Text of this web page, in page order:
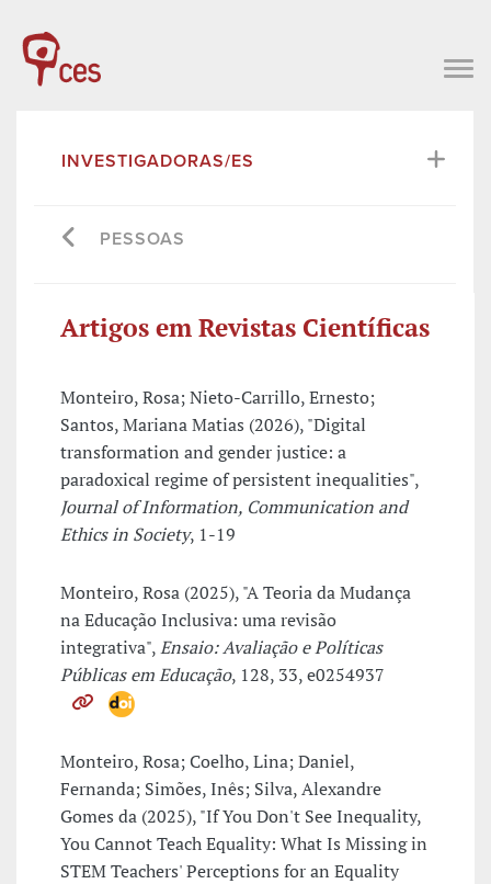
INVESTIGADORAS/ES
PESSOAS
Artigos em Revistas Científicas
Monteiro, Rosa; Nieto-Carrillo, Ernesto;
Santos, Mariana Matias (2026), "Digital
transformation and gender justice: a
paradoxical regime of persistent inequalities",
Journal of Information, Communication and
Ethics in Society, 1-19
Monteiro, Rosa (2025), "A Teoria da Mudança
na Educação Inclusiva: uma revisão
integrativa",Ensaio: Avaliação e Políticas
Públicas em Educação, 128, 33, e0254937
Monteiro, Rosa; Coelho, Lina; Daniel,
Fernanda; Simões, Inês; Silva, Alexandre
Gomes da (2025), "If You Don't See Inequality,
You Cannot Teach Equality: What Is Missing in
STEM Teachers' Perceptions for an Equality